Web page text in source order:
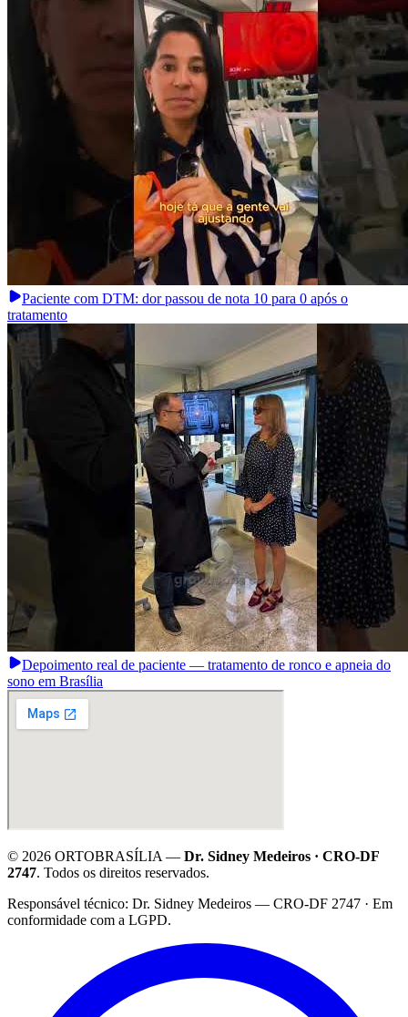
Paciente com DTM: dor passou de nota 10 para 0 após o
tratamento
Depoimento real de paciente — tratamento de ronco e apneia do
sono em Brasília
© 2026 ORTOBRASÍLIA — Dr. Sidney Medeiros · CRO-DF
2747. Todos os direitos reservados.
Responsável técnico: Dr. Sidney Medeiros — CRO-DF 2747 · Em
conformidade com a LGPD.